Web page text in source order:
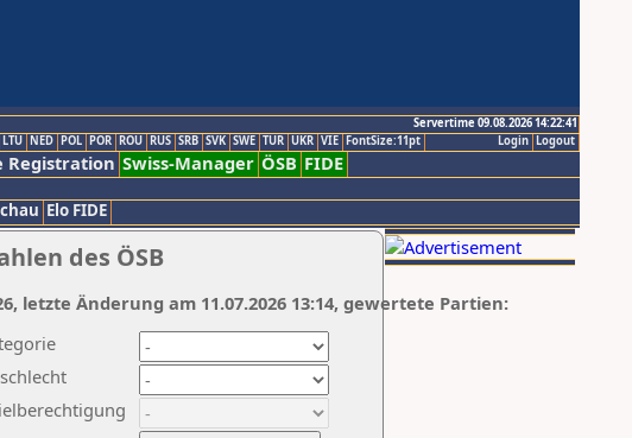
Servertime 09.08.2026 14:22:41
Logout
Login
LTU NED POL POR ROU RUS SRB SVK SWE TUR UKR VIE FontSize:11pt
Registration Swiss-Manager ÖSB FIDE
Elo FIDE
des ÖSB
letzte Änderung am 11.07.2026 13:14, gewertete Partien: